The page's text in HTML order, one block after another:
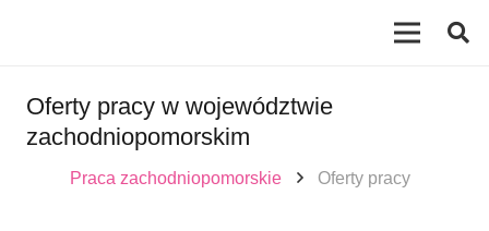
Oferty pracy w województwie
zachodniopomorskim
Praca zachodniopomorskie Oferty pracy